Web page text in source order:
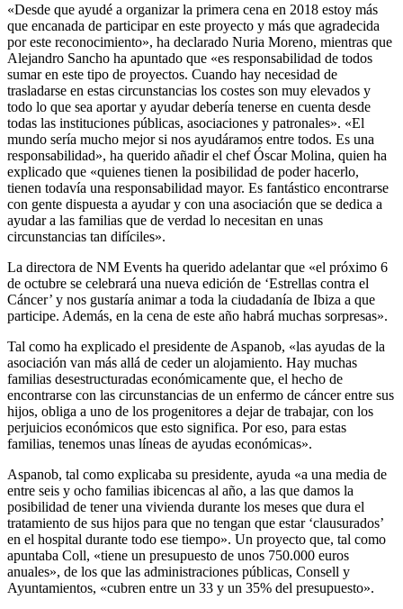
«Desde que ayudé a organizar la primera cena en 2018 estoy más
que encanada de participar en este proyecto y más que agradecida
por este reconocimiento», ha declarado Nuria Moreno, mientras que
Alejandro Sancho ha apuntado que «es responsabilidad de todos
sumar en este tipo de proyectos. Cuando hay necesidad de
trasladarse en estas circunstancias los costes son muy elevados y
todo lo que sea aportar y ayudar debería tenerse en cuenta desde
todas las instituciones públicas, asociaciones y patronales». «El
mundo sería mucho mejor si nos ayudáramos entre todos. Es una
responsabilidad», ha querido añadir el chef Óscar Molina, quien ha
explicado que «quienes tienen la posibilidad de poder hacerlo,
tienen todavía una responsabilidad mayor. Es fantástico encontrarse
con gente dispuesta a ayudar y con una asociación que se dedica a
ayudar a las familias que de verdad lo necesitan en unas
circunstancias tan difíciles».
La directora de NM Events ha querido adelantar que «el próximo 6
de octubre se celebrará una nueva edición de ‘Estrellas contra el
Cáncer’ y nos gustaría animar a toda la ciudadanía de Ibiza a que
participe. Además, en la cena de este año habrá muchas sorpresas».
Tal como ha explicado el presidente de Aspanob, «las ayudas de la
asociación van más allá de ceder un alojamiento. Hay muchas
familias desestructuradas económicamente que, el hecho de
encontrarse con las circunstancias de un enfermo de cáncer entre sus
hijos, obliga a uno de los progenitores a dejar de trabajar, con los
perjuicios económicos que esto significa. Por eso, para estas
familias, tenemos unas líneas de ayudas económicas».
Aspanob, tal como explicaba su presidente, ayuda «a una media de
entre seis y ocho familias ibicencas al año, a las que damos la
posibilidad de tener una vivienda durante los meses que dura el
tratamiento de sus hijos para que no tengan que estar ‘clausurados’
en el hospital durante todo ese tiempo». Un proyecto que, tal como
apuntaba Coll, «tiene un presupuesto de unos 750.000 euros
anuales», de los que las administraciones públicas, Consell y
Ayuntamientos, «cubren entre un 33 y un 35% del presupuesto».